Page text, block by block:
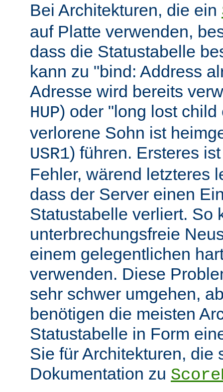
Bei Architekturen, die ein
auf Platte verwenden,
dass die Statustabelle
kann zu "bind: Address
Adresse wird bereits
HUP) oder "long lost
verlorene Sohn ist
USR1) führen. Ersteres
Fehler, wärend letzteres
dass der Server einen
Statustabelle verliert. So
unterbrechungsfreie
einem gelegentlichen
verwenden. Diese
sehr schwer umgehen,
benötigen die meisten
Statustabelle in Form
Sie für Architekturen, die
Dokumentation zu